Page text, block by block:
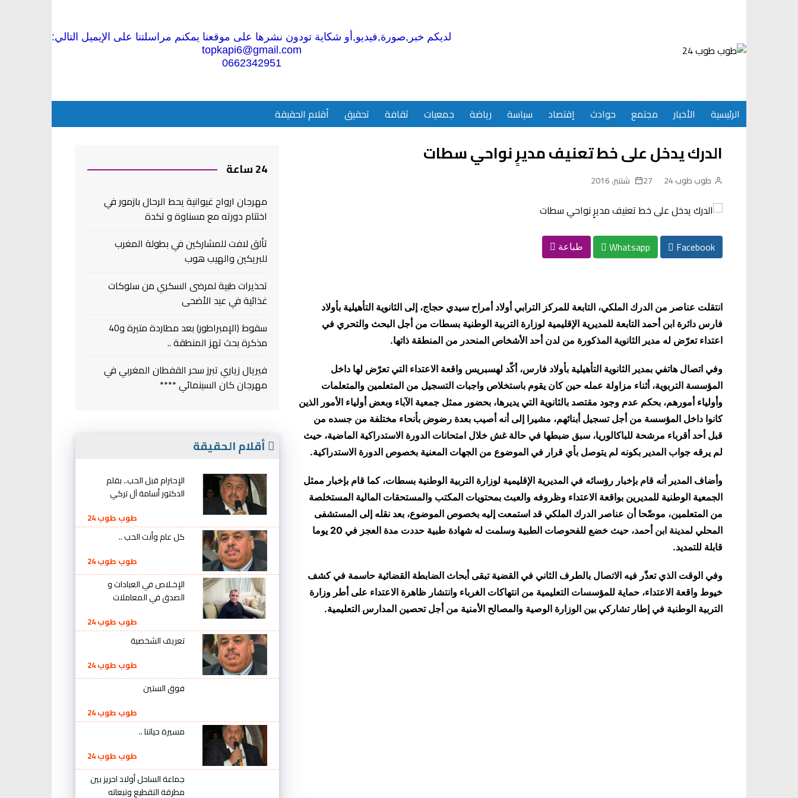
لديكم خبر,صورة,فيديو,أو شكاية تودون نشرها على موقعنا يمكنم مراسلتنا على الإيميل التالي:
topkapi6@gmail.com
0662342951
الرئيسية الأخبار مجتمع حوادث إقتصاد سياسة رياضة جمعيات ثقافة تحقيق أقلام الحقيقة
الدرك يدخل على خط تعنيف مديرٍ نواحي سطات
طوب طوب 24 27 شتنبر، 2016
Facebook
Whatsapp طباعة
انتقلت عناصر من الدرك الملكي، التابعة للمركز الترابي أولاد أمراح سيدي حجاج، إلى الثانوية التأهيلية بأولاد
فارس دائرة ابن أحمد التابعة للمديرية الإقليمية لوزارة التربية الوطنية بسطات من أجل البحث والتحري في
اعتداء تعرّض له مدير الثانوية المذكورة من لدن أحد الأشخاص المنحدر من المنطقة ذاتها.
وفي اتصال هاتفي بمدير الثانوية التأهيلية بأولاد فارس، أكّد لهسبريس واقعة الاعتداء التي تعرّض لها داخل
المؤسسة التربوية، أثناء مزاولة عمله حين كان يقوم باستخلاص واجبات التسجيل من المتعلمين والمتعلمات
وأولياء أمورهم، بحكم عدم وجود مقتصد بالثانوية التي يديرها، بحضور ممثل جمعية الآباء وبعض أولياء الأمور الذين
كانوا داخل المؤسسة من أجل تسجيل أبنائهم، مشيرا إلى أنه أصيب بعدة رضوض بأنحاء مختلفة من جسده من
قبل أحد أقرباء مرشحة للباكالوريا، سبق ضبطها في حالة غش خلال امتحانات الدورة الاستدراكية الماضية، حيث
لم يرقه جواب المدير بكونه لم يتوصل بأي قرار في الموضوع من الجهات المعنية بخصوص الدورة الاستدراكية.
وأضاف المدير أنه قام بإخبار رؤسائه في المديرية الإقليمية لوزارة التربية الوطنية بسطات، كما قام بإخبار ممثل
الجمعية الوطنية للمديرين بواقعة الاعتداء وظروفه والعبث بمحتويات المكتب والمستحقات المالية المستخلصة
من المتعلمين، موضّحا أن عناصر الدرك الملكي قد استمعت إليه بخصوص الموضوع، بعد نقله إلى المستشفى
المحلي لمدينة ابن أحمد، حيث خضع للفحوصات الطبية وسلمت له شهادة طبية حددت مدة العجز في 20 يوما
قابلة للتمديد.
وفي الوقت الذي تعذّر فيه الاتصال بالطرف الثاني في القضية تبقى أبحاث الضابطة القضائية حاسمة في كشف
خيوط واقعة الاعتداء، حماية للمؤسسات التعليمية من انتهاكات الغرباء وانتشار ظاهرة الاعتداء على أطر وزارة
التربية الوطنية في إطار تشاركي بين الوزارة الوصية والمصالح الأمنية من أجل تحصين المدارس التعليمية.
24 ساعة
مهرجان ارواح غيوانية يحط الرحال بازمور في
اختتام دورته مع مسناوة و تكدة
تألق لافت للمشاركين في بطولة المغرب
للبريكين والهيب هوب
تحذيرات طبية لمرضى السكري من سلوكات
غذائية في عيد الأضحى
سقوط (الإمبراطور) بعد مطاردة متيرة و40
مذكرة بحث تهز المنطقة ..
فيريال زياري تبرز سحر القفطان المغربي في
مهرجان كان السينمائي ****
أقلام الحقيقة
الإحترام قبل الحب.. بقلم
الدكتور أسامة آل تركي
طوب طوب 24
كل عام وأنت الحب ..
طوب طوب 24
الإخـلاص في العبادات و
الصدق في المعاملات
طوب طوب 24
تعريف الشخصية
طوب طوب 24
فوق الستين
طوب طوب 24
مسيرة حياتنا ..
طوب طوب 24
جماعة الساحل أولاد احريز بين
مطرقة التقطيع وتبعاته